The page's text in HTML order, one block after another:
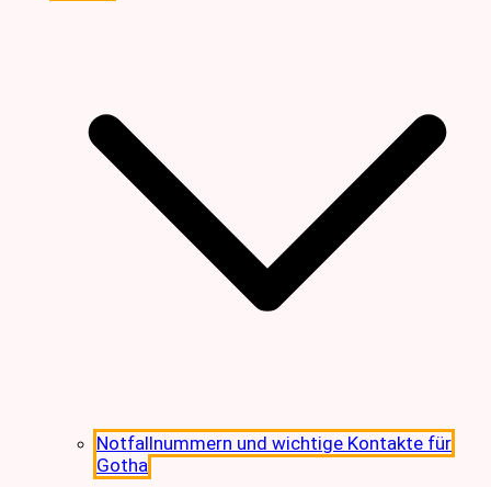
Notfallnummern und wichtige Kontakte für
Gotha